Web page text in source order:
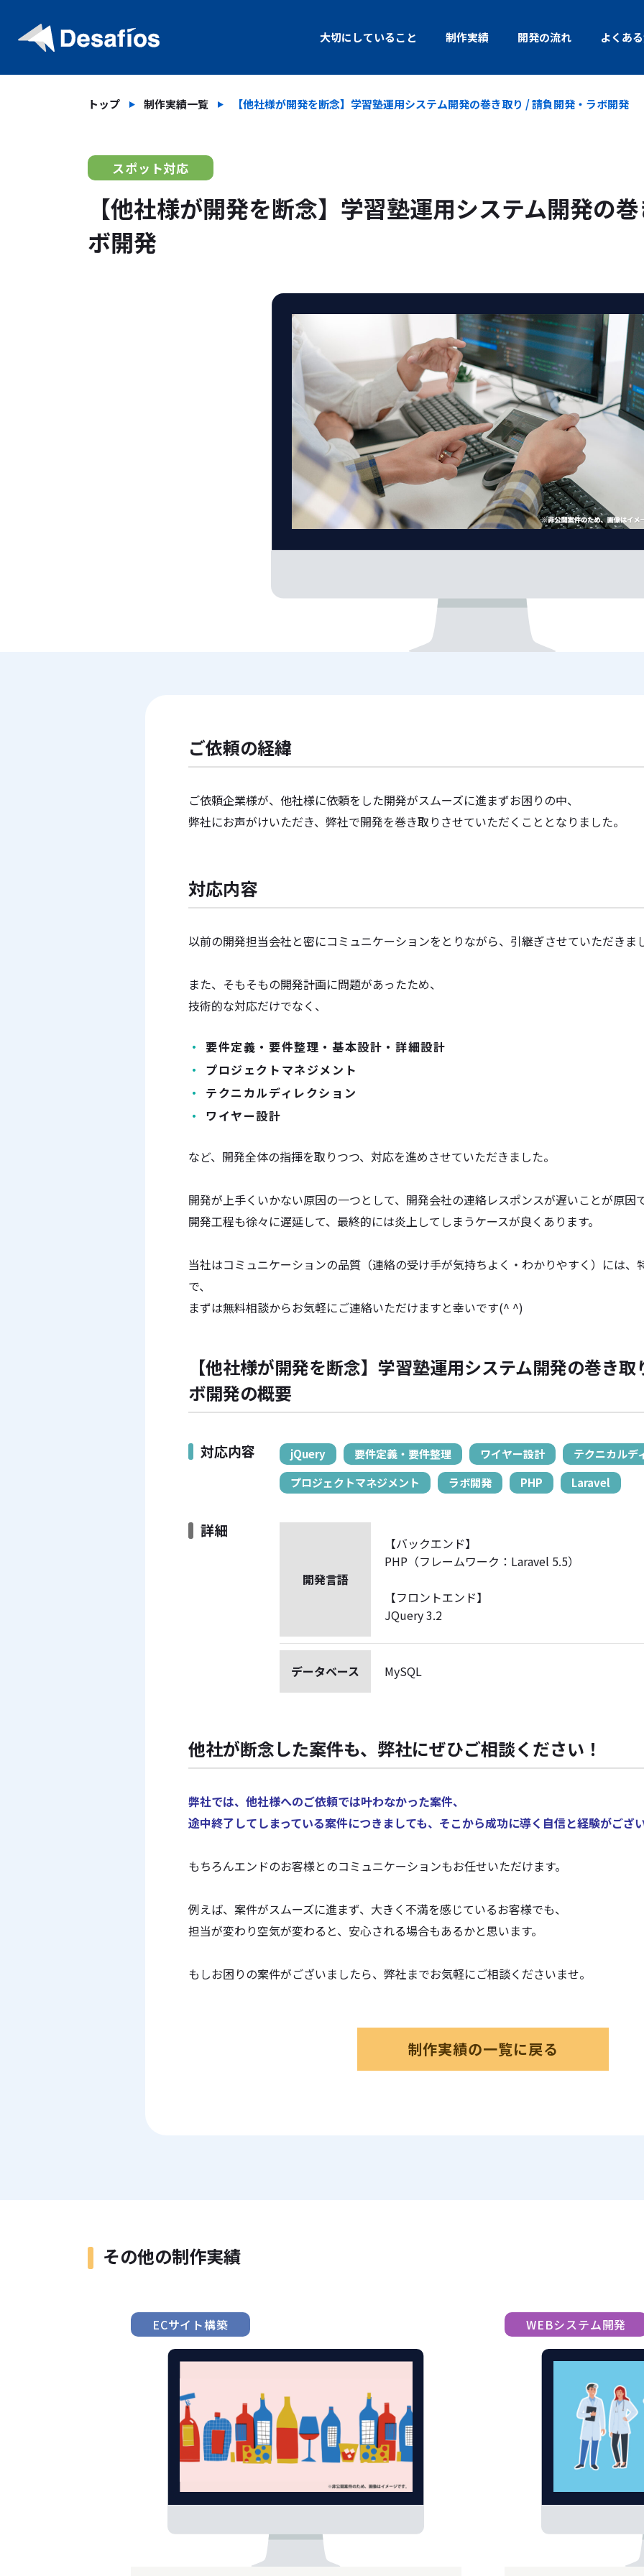
大切にしていること 制作実績 開発の流れ よくあ
トップ 制作実績一覧 【他社様が開発を断念】学習塾運用システム開発の巻き取り / 請負開発・ラボ開発
スポット対応
【他社様が開発を断念】学習塾運用システム開発の
ボ開発
ご依頼の経緯
ご依頼企業様が、他社様に依頼をした開発がスムーズに進まずお困りの中、
弊社にお声がけいただき、弊社で開発を巻き取りさせていただくこととなりました。
対応内容
以前の開発担当会社と密にコミュニケーションをとりながら、引継ぎさせていただきま
また、そもそもの開発計画に問題があったため、
技術的な対応だけでなく、
要件定義・要件整理・基本設計・詳細設計
プロジェクトマネジメント
テクニカルディレクション
ワイヤー設計
など、開発全体の指揮を取りつつ、対応を進めさせていただきました。
開発が上手くいかない原因の一つとして、開発会社の連絡レスポンスが遅いことが原因
開発工程も徐々に遅延して、最終的には炎上してしまうケースが良くあります。
当社はコミュニケーションの品質（連絡の受け手が気持ちよく・わかりやすく）には、
で、
まずは無料相談からお気軽にご連絡いただけますと幸いです(^ ^)
【他社様が開発を断念】学習塾運用システム開発の巻き
ボ開発の概要
対応内容 jQuery 要件定義・要件整理 ワイヤー設計
テクニカルデ
プロジェクトマネジメント
ラボ開発 PHP Laravel
詳細
開発言語
【バックエンド】
PHP（フレームワーク：Laravel 5.5）
【フロントエンド】
JQuery 3.2
データベース MySQL
他社が断念した案件も、弊社にぜひご相談ください！
弊社では、他社様へのご依頼では叶わなかった案件、
途中終了してしまっている案件につきましても、そこから成功に導く自信と経験がござ
もちろんエンドのお客様とのコミュニケーションもお任せいただけます。
例えば、案件がスムーズに進まず、大きく不満を感じているお客様でも、
担当が変わり空気が変わると、安心される場合もあるかと思います。
もしお困りの案件がございましたら、弊社までお気軽にご相談くださいませ。
制作実績の一覧に戻る
その他の制作実績
ECサイト構築 WEBシステム開発